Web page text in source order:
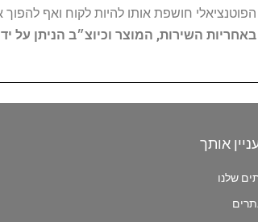
חושפת אותו להיות לקוח ואף להפוך
השירות, המוצר וכיוצ״ב הניתן על
אותך
שלנו